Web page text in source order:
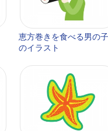
恵方巻きを食べる男の子
のイラスト